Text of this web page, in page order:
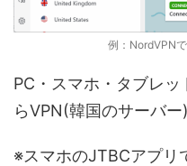
例：NordVPN
PC・スマホ・タブレ
らVPN(韓国のサーバー
※スマホのJTBCアプリ